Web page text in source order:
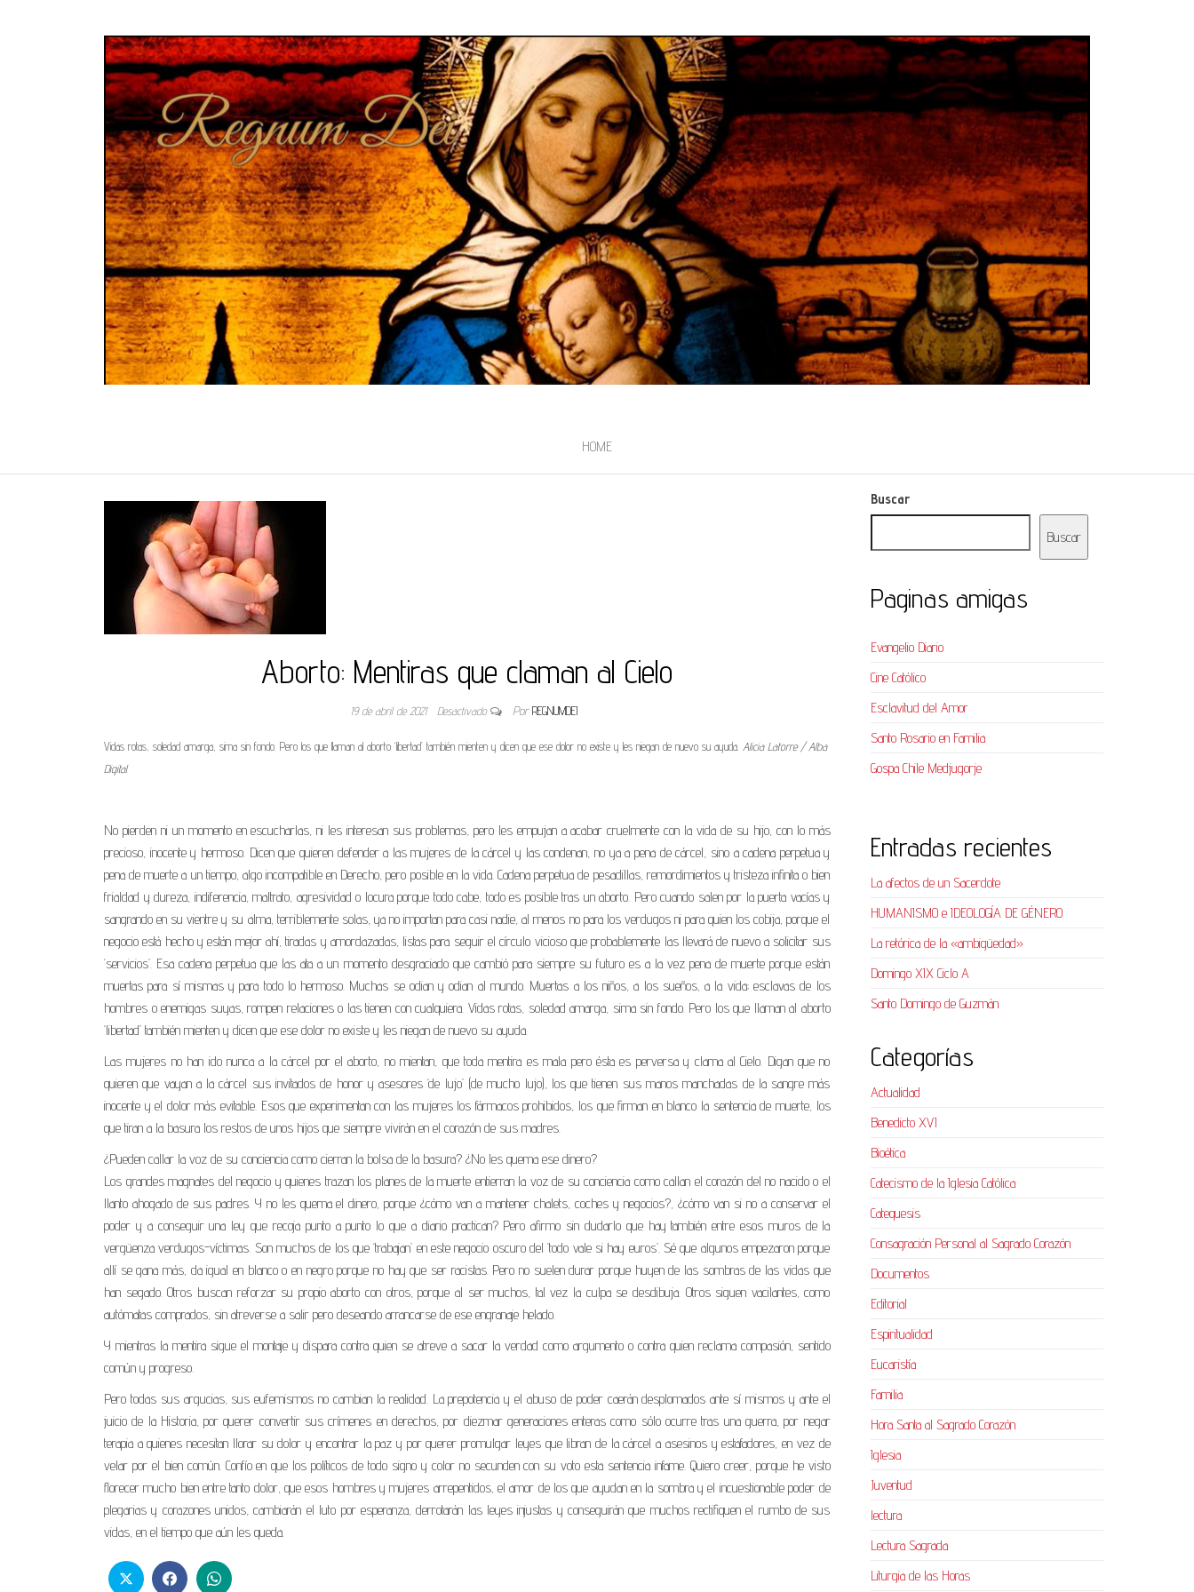
HOME
Aborto: Mentiras que claman al Cielo
19 de abril de 2021 Desactivado Por REGNUMDEI
Vidas rotas, soledad amarga, sima sin fondo. Pero los que llaman al aborto ‘libertad’ también mienten y dicen que ese dolor no existe y les niegan de nuevo su ayuda. Alicia Latorre / Alba
Digital.
No pierden ni un momento en escucharlas, ni les interesan sus problemas, pero les empujan a acabar cruelmente con la vida de su hijo, con lo más
precioso, inocente y hermoso. Dicen que quieren defender a las mujeres de la cárcel y las condenan, no ya a pena de cárcel, sino a cadena perpetua y
pena de muerte a un tiempo, algo incompatible en Derecho, pero posible en la vida. Cadena perpetua de pesadillas, remordimientos y tristeza infinita o bien
frialdad y dureza, indiferencia, maltrato, agresividad o locura porque todo cabe, todo es posible tras un aborto. Pero cuando salen por la puerta vacías y
sangrando en su vientre y su alma, terriblemente solas, ya no importan para casi nadie, al menos no para los verdugos ni para quien los cobija, porque el
negocio está hecho y están mejor ahí, tiradas y amordazadas, listas para seguir el círculo vicioso que probablemente las llevará de nuevo a solicitar sus
‘servicios’. Esa cadena perpetua que las ata a un momento desgraciado que cambió para siempre su futuro es a la vez pena de muerte porque están
muertas para sí mismas y para todo lo hermoso. Muchas se odian y odian al mundo. Muertas a los niños, a los sueños, a la vida; esclavas de los
hombres o enemigas suyas, rompen relaciones o las tienen con cualquiera. Vidas rotas, soledad amarga, sima sin fondo. Pero los que llaman al aborto
‘libertad’ también mienten y dicen que ese dolor no existe y les niegan de nuevo su ayuda.
Las mujeres no han ido nunca a la cárcel por el aborto, no mientan, que toda mentira es mala pero ésta es perversa y clama al Cielo. Digan que no
quieren que vayan a la cárcel sus invitados de honor y asesores ‘de lujo’ (de mucho lujo), los que tienen sus manos manchadas de la sangre más
inocente y el dolor más evitable. Esos que experimentan con las mujeres los fármacos prohibidos, los que firman en blanco la sentencia de muerte, los
que tiran a la basura los restos de unos hijos que siempre vivirán en el corazón de sus madres.
¿Pueden callar la voz de su conciencia como cierran la bolsa de la basura? ¿No les quema ese dinero?
Los grandes magnates del negocio y quienes trazan los planes de la muerte entierran la voz de su conciencia como callan el corazón del no nacido o el
llanto ahogado de sus padres. Y no les quema el dinero, porque ¿cómo van a mantener chalets, coches y negocios?, ¿cómo van si no a conservar el
poder y a conseguir una ley que recoja punto a punto lo que a diario practican? Pero afirmo sin dudarlo que hay también entre esos muros de la
vergüenza verdugos-víctimas. Son muchos de los que ‘trabajan’ en este negocio oscuro del ‘todo vale si hay euros’. Sé que algunos empezaron porque
allí se gana más, da igual en blanco o en negro porque no hay que ser racistas. Pero no suelen durar porque huyen de las sombras de las vidas que
han segado. Otros buscan reforzar su propio aborto con otros, porque al ser muchos, tal vez la culpa se desdibuja. Otros siguen vacilantes, como
autómatas comprados, sin atreverse a salir pero deseando arrancarse de ese engranaje helado.
Y mientras la mentira sigue el montaje y dispara contra quien se atreve a sacar la verdad como argumento o contra quien reclama compasión, sentido
común y progreso.
Pero todas sus argucias, sus eufemismos no cambian la realidad. La prepotencia y el abuso de poder caerán desplomados ante sí mismos y ante el
juicio de la Historia, por querer convertir sus crímenes en derechos, por diezmar generaciones enteras como sólo ocurre tras una guerra, por negar
terapia a quienes necesitan llorar su dolor y encontrar la paz y por querer promulgar leyes que libran de la cárcel a asesinos y estafadores, en vez de
velar por el bien común. Confío en que los políticos de todo signo y color no secunden con su voto esta sentencia infame. Quiero creer, porque he visto
florecer mucho bien entre tanto dolor, que esos hombres y mujeres arrepentidos, el amor de los que ayudan en la sombra y el incuestionable poder de
plegarias y corazones unidos, cambiarán el luto por esperanza, derrotarán las leyes injustas y conseguirán que muchos rectifiquen el rumbo de sus
vidas, en el tiempo que aún les queda.
Buscar
Buscar
Paginas amigas
Evangelio Diario
Cine Católico
Esclavitud del Amor
Santo Rosario en Familia
Gospa Chile Medjugorje
Entradas recientes
La afectos de un Sacerdote
HUMANISMO e IDEOLOGÍA DE GÉNERO
La retórica de la «ambigüedad»
Domingo XIX Ciclo A
Santo Domingo de Guzmán
Categorías
Actualidad
Benedicto XVI
Bioética
Catecismo de la Iglesia Católica
Catequesis
Consagración Personal al Sagrado Corazón
Documentos
Editorial
Espiritualidad
Eucaristía
Familia
Hora Santa al Sagrado Corazón
Iglesia
Juventud
lectura
Lectura Sagrada
Liturgia de las Horas